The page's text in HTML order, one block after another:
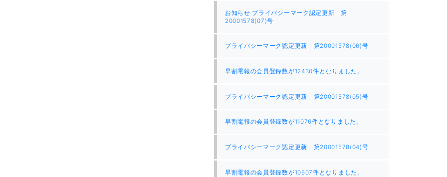
お知らせ プライバシーマーク認定更新 第
20001578(07)号
プライバシーマーク認定更新 第20001578(06)号
早割電報の会員登録数が12430件となりました。
プライバシーマーク認定更新 第20001578(05)号
早割電報の会員登録数が11076件となりました。
プライバシーマーク認定更新 第20001578(04)号
早割電報の会員登録数が10607件となりました。